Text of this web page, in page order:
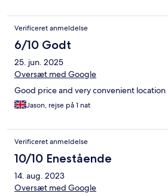
Verificeret anmeldelse
6/10 Godt
25. jun. 2025
Oversæt med Google
Good price and very convenient location
Jason, rejse på 1 nat
Verificeret anmeldelse
10/10 Enestående
14. aug. 2023
Oversæt med Google